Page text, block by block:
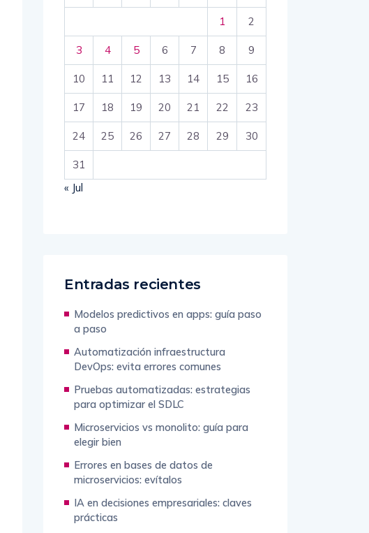
1 2
3 4 5 6 7 8 9
10 11 12 13 14 15 16
17 18 19 20 21 22 23
24 25 26 27 28 29 30
31
« Jul
Entradas recientes
Modelos predictivos en apps: guía paso
a paso
Automatización infraestructura
DevOps: evita errores comunes
Pruebas automatizadas: estrategias
para optimizar el SDLC
Microservicios vs monolito: guía para
elegir bien
Errores en bases de datos de
microservicios: evítalos
IA en decisiones empresariales: claves
prácticas